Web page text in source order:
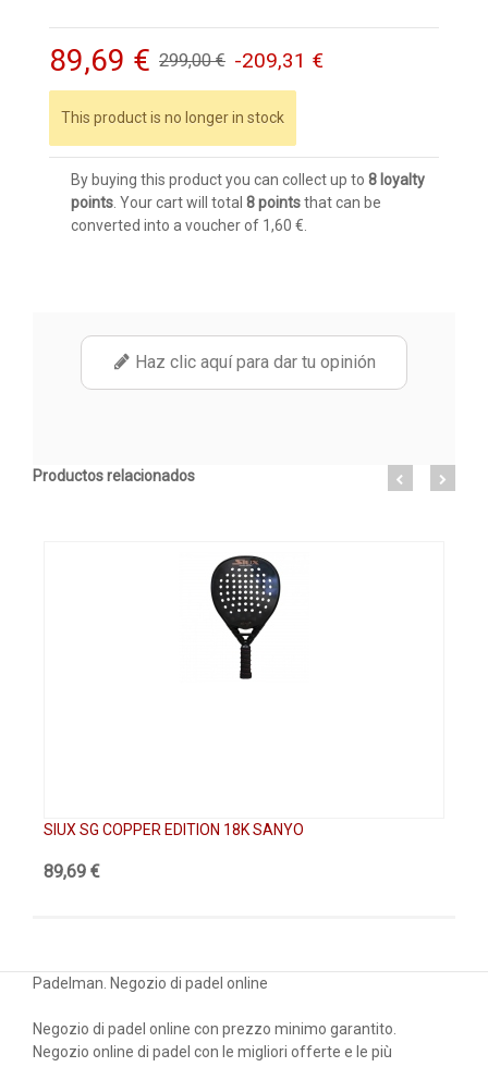
89,69 € 299,00 € -209,31 €
This product is no longer in stock
By buying this product you can collect up to 8 loyalty
points . Your cart will total 8pointsthat can be
converted into a voucher of 1,60 €
Haz clic aquí para dar tu opinión
Productos relacionados
SIUX SG COPPER EDITION 18K SANYO
89,69 €
Padelman. Negozio di padel online
Negozio di padel online con prezzo minimo garantito.
Negozio online di padel con le migliori offerte e le più